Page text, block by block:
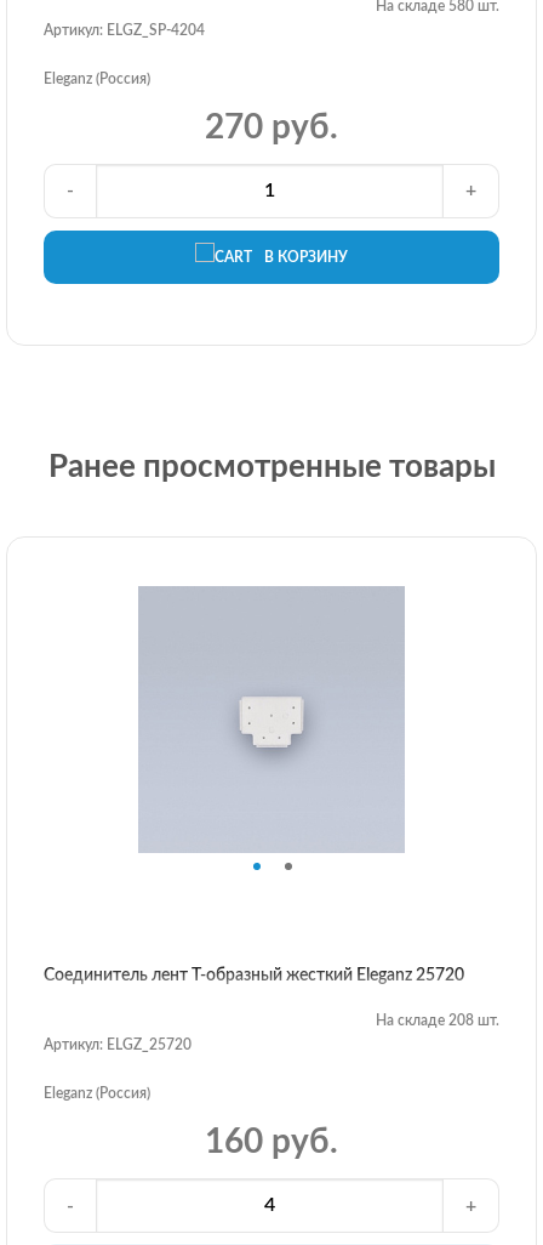
На складе 580 шт.
Артикул: ELGZ_SP-4204
Eleganz (Россия)
270 руб.
В КОРЗИНУ
- +
Ранее просмотренные товары
Соединитель лент T-образный жесткий Eleganz 25720
На складе 208 шт.
Артикул: ELGZ_25720
Eleganz (Россия)
160 руб.
- +